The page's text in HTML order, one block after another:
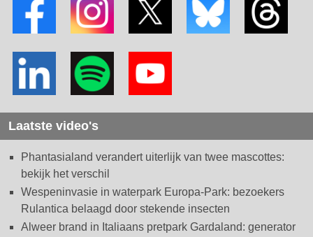
Laatste video's
Phantasialand verandert uiterlijk van twee mascottes:
bekijk het verschil
Wespeninvasie in waterpark Europa-Park: bezoekers
Rulantica belaagd door stekende insecten
Alweer brand in Italiaans pretpark Gardaland: generator